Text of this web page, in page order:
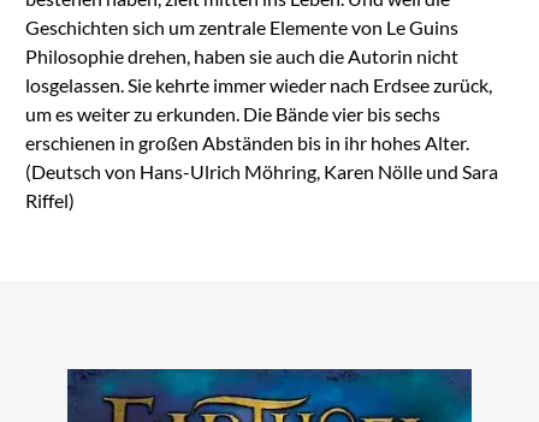
Geschichten sich um zentrale Elemente von Le Guins
Philosophie drehen, haben sie auch die Autorin nicht
losgelassen. Sie kehrte immer wieder nach Erdsee zurück,
um es weiter zu erkunden. Die Bände vier bis sechs
erschienen in großen Abständen bis in ihr hohes Alter.
(Deutsch von Hans-Ulrich Möhring, Karen Nölle und Sara
Riffel)